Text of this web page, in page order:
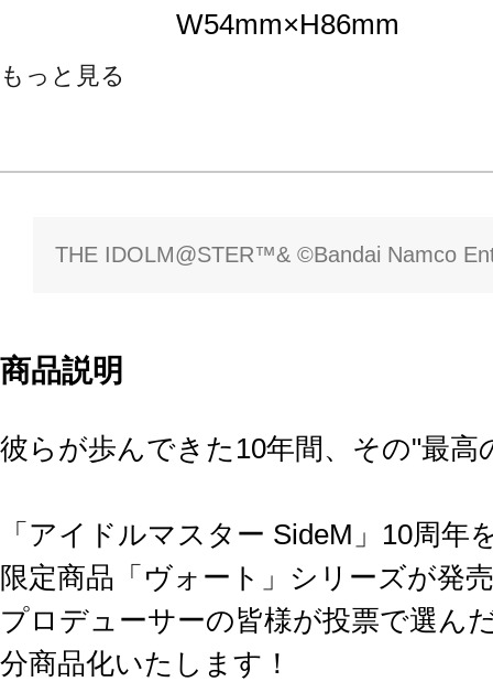
W54mm×H86mm
もっと見る
THE IDOLM@STER™& ©Bandai Namco
商品説明
彼らが歩んできた10年間、その"最高
「アイドルマスター SideM」10周
限定商品「ヴォート」シリーズが発
プロデューサーの皆様が投票で選ん
分商品化いたします！